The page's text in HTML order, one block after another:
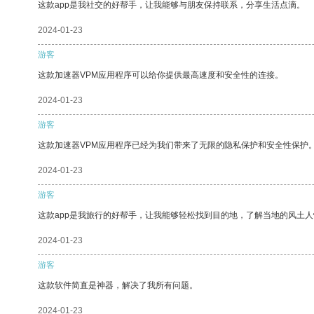
这款app是我社交的好帮手，让我能够与朋友保持联系，分享生活点滴。
2024-01-23
游客
这款加速器VPM应用程序可以给你提供最高速度和安全性的连接。
2024-01-23
游客
这款加速器VPM应用程序已经为我们带来了无限的隐私保护和安全性保护
2024-01-23
游客
这款app是我旅行的好帮手，让我能够轻松找到目的地，了解当地的风土
2024-01-23
游客
这款软件简直是神器，解决了我所有问题。
2024-01-23